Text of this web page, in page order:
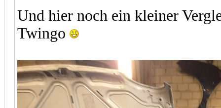
Und hier noch ein kleiner
Twingo